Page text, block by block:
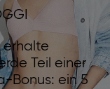
erhalte
Teil einer
Bonus: ein 5